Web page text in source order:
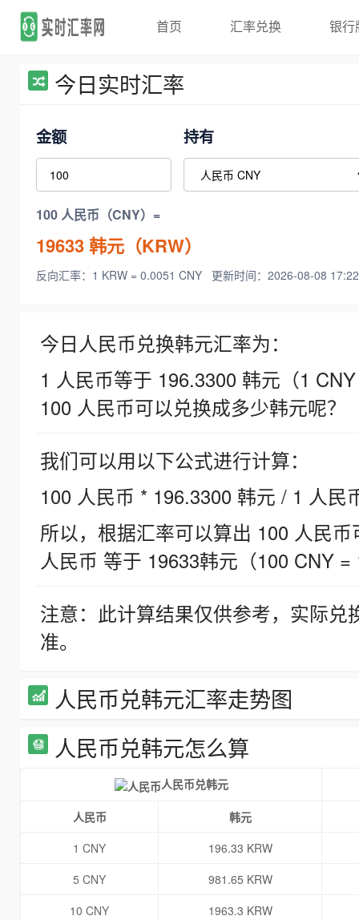
首页 汇率兑换 银行
今日实时汇率
金额 持有
100 人民币（CNY）=
19633韩元（KRW）
反向汇率：1 KRW = 0.0051 CNY 更新时间：2026-08-08
今日人民币兑换韩元汇率为：
1 人民币等于 196.3300 韩元（1
100 人民币可以兑换成多少韩元呢？
我们可以用以下公式进行计算：
100 人民币 * 196.3300 韩元 / 1 人民
所以，根据汇率可以算出 100 人民
人民币 等于 19633韩元（100 CNY =
注意：此计算结果仅供参考，实际
准。
人民币兑韩元汇率走势图
人民币兑韩元怎么算
人民币兑韩元
人民币
韩元
1 CNY
196.33 KRW
5 CNY
981.65 KRW
10 CNY
1963.3 KRW